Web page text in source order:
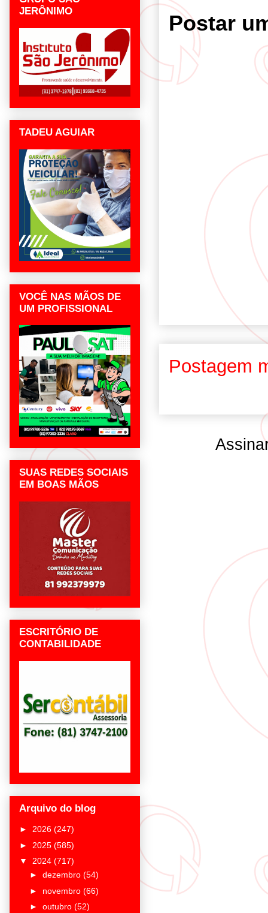
Postar
Postagem
JERÔNIMO
TADEU AGUIAR
VOCÊ NAS MÃOS DE
UM PROFISSIONAL
SUAS REDES SOCIAIS
EM BOAS MÃOS
ESCRITÓRIO DE
CONTABILIDADE
Arquivo do blog
► 2026 (247)
► 2025 (585)
▼ 2024 (717)
► dezembro (54)
► novembro (66)
► outubro (52)